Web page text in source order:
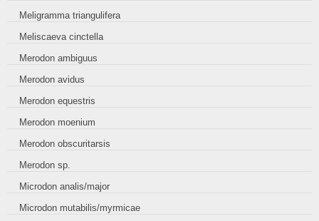
Meligramma triangulifera
Meliscaeva cinctella
Merodon ambiguus
Merodon avidus
Merodon equestris
Merodon moenium
Merodon obscuritarsis
Merodon sp.
Microdon analis/major
Microdon mutabilis/myrmicae